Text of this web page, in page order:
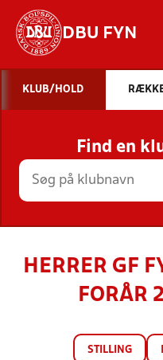
DBU FYN
STILLINGER,
KLUB/HOLD
Find en
HERRER GF
FORÅR
STILLING